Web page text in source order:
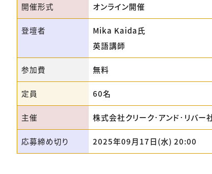
開催形式 オンライン開催
登壇者
Mika Kaida氏
英語講師
参加費 無料
定員 60名
主催 株式会社クリーク･アンド･リバー
応募締め切り 2025年09月17日(水) 20:00